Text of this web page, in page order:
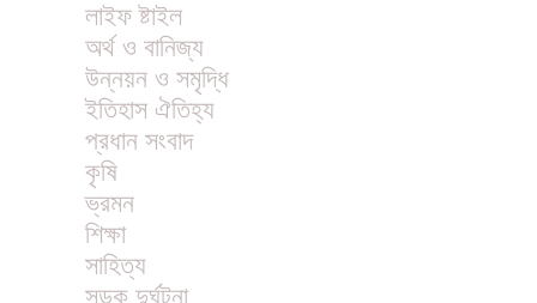
লাইফ ষ্টাইল
অর্থ ও বানিজ্য
উন্নয়ন ও সমৃদ্ধি
ইতিহাস ঐতিহ্য
প্রধান সংবাদ
কৃষি
ভ্রমন
শিক্ষা
সাহিত্য
সড়ক দুর্ঘটনা